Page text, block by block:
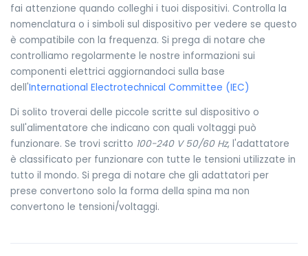
fai attenzione quando colleghi i tuoi dispositivi. Controlla la
nomenclatura o i simboli sul dispositivo per vedere se questo
è compatibile con la frequenza. Si prega di notare che
controlliamo regolarmente le nostre informazioni sui
componenti elettrici aggiornandoci sulla base
dell'International Electrotechnical Committee (IEC)
Di solito troverai delle piccole scritte sul dispositivo o
sull'alimentatore che indicano con quali voltaggi può
funzionare. Se trovi scritto 100-240 V 50/60 Hz, l'adattatore
è classificato per funzionare con tutte le tensioni utilizzate in
tutto il mondo. Si prega di notare che gli adattatori per
prese convertono solo la forma della spina ma non
convertono le tensioni/voltaggi.